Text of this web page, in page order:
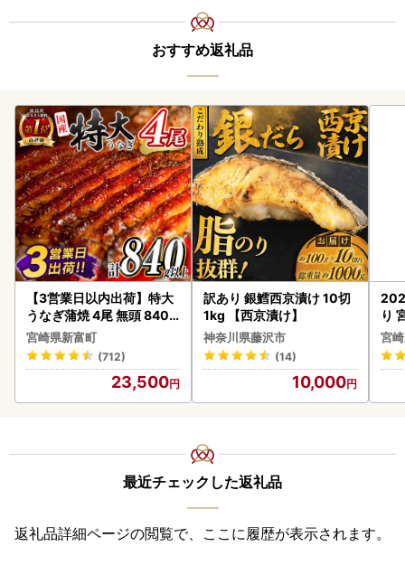
おすすめ返礼品
【3営業日以内出荷】特大
うなぎ蒲焼 4尾 無頭 840g
以上 C388-840-3D
宮崎県新富町
(712)
23,500
訳あり 銀鱈西京漬け 10切
1kg 【西京漬け】
神奈川県藤沢市
(14)
10,000
り
宮
最近チェックした返礼品
返礼品詳細ページの閲覧で、ここに履歴が表示されます。